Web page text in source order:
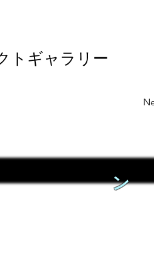
トギャラリー
ン